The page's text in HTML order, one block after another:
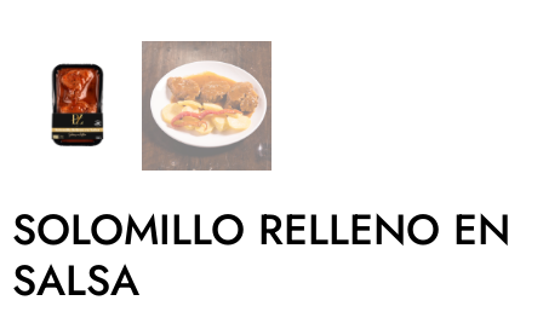
SOLOMILLO RELLENO EN
SALSA